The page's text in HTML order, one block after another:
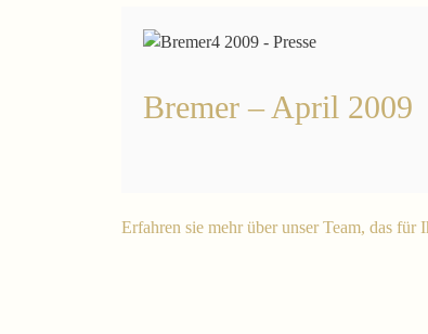
Bremer – April 2009
Erfahren sie mehr über unser Team, das